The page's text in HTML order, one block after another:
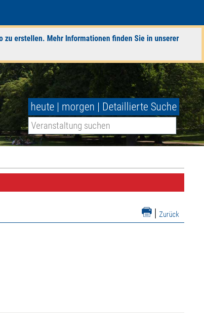
erstellen. Mehr Informationen finden Sie in unserer
heute | morgen | Detaillierte Suche
| Zurück